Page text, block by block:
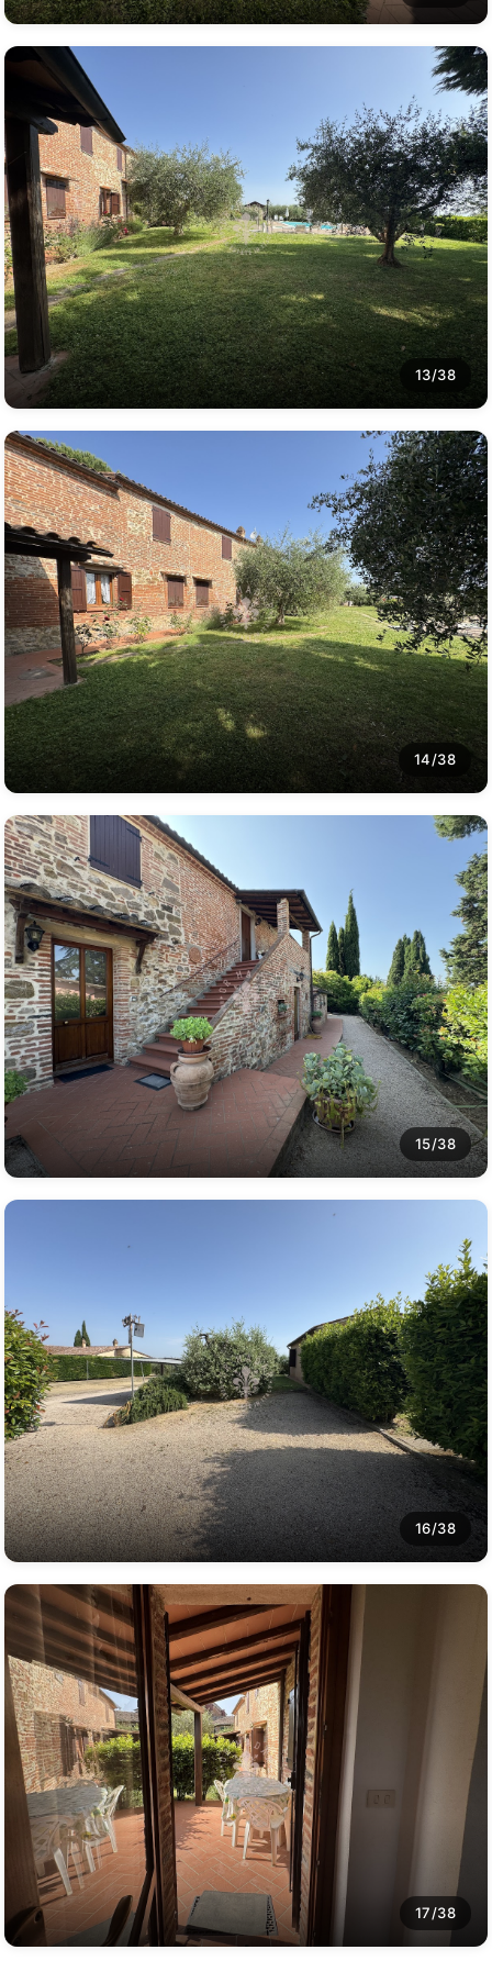
13/38
14/38
15/38
16/38
17/38